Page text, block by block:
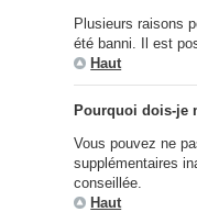
Plusieurs raisons
été banni. Il est
Haut
Pourquoi dois-je
Vous pouvez ne
supplémentaires
conseillée.
Haut